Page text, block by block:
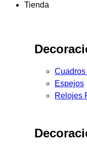
Tienda
Espejos
Relojes